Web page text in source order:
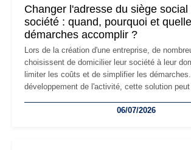
Changer l'adresse du siège social
société : quand, pourquoi et
démarches accomplir ?
Lors de la création d'une entreprise, de
choisissent de domicilier leur société à leur
limiter les coûts et de simplifier les
développement de l'activité, cette solution
professionnels, recrutement, image de
06/07/2026